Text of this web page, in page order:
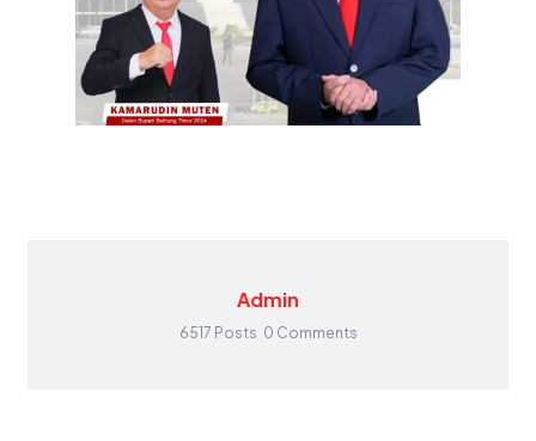
Admin
6517 Posts 0 Comments